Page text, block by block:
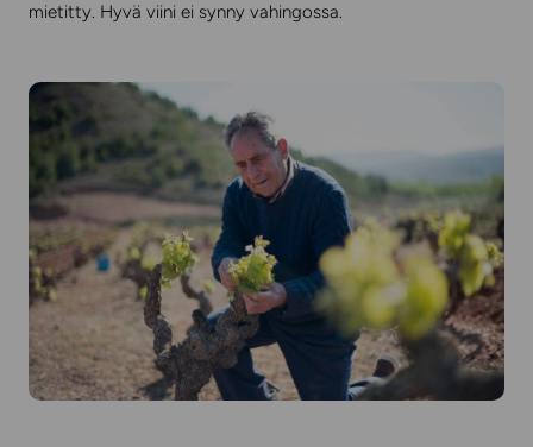
mietitty. Hyvä viini ei synny vahingossa.